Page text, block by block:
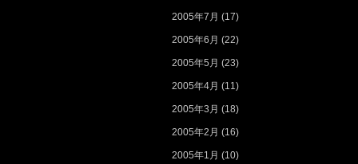
2005年7月 (17)
2005年6月 (22)
2005年5月 (23)
2005年4月 (11)
2005年3月 (18)
2005年2月 (16)
2005年1月 (10)